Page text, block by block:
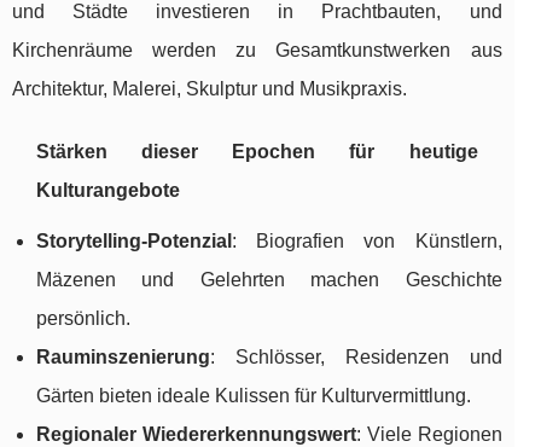
und Städte investieren in Prachtbauten, und
Kirchenräume werden zu Gesamtkunstwerken aus
Architektur, Malerei, Skulptur und Musikpraxis.
Stärken dieser Epochen für heutige
Kulturangebote
Storytelling-Potenzial : Biografien von Künstlern,
Mäzenen und Gelehrten machen Geschichte
persönlich.
Rauminszenierung: Schlösser, Residenzen und
Gärten bieten ideale Kulissen für Kulturvermittlung.
Regionaler Wiedererkennungswert: Viele Regionen